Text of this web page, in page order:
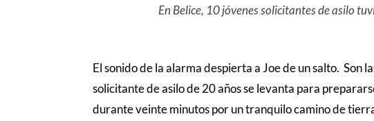
En Belice, 10 jóvenes solicitantes de asilo
El sonido de la alarma despierta a Joe de un salto. Son
solicitante de asilo de 20 años se levanta para
durante veinte minutos por un tranquilo camino de